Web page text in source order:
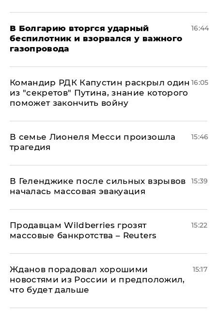
В Болгарию вторгся ударный
беспилотник и взорвался у важного
газопровода
16:44
Командир РДК Капустин раскрыл один
из "секретов" Путина, знание которого
поможет закончить войну
16:05
В семье Лионеля Месси произошла
трагедия
15:46
В Геленджике после сильных взрывов
началась массовая эвакуация
15:39
Продавцам Wildberries грозят
массовые банкротства – Reuters
15:22
Жданов порадовал хорошими
новостями из России и предположил,
что будет дальше
15:17